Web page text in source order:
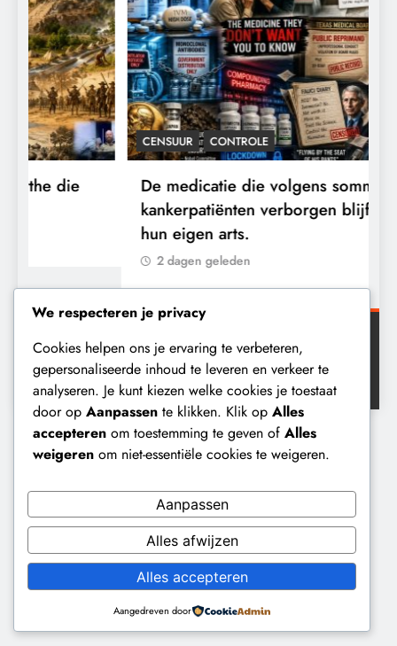
CENSUUR CONTROLE
De medicatie die volgens sommige
kankerpatiënten verborgen blijft voor
hun eigen arts.
2 dagen geleden
Digital Newspaper - Veelzijdig nieuws WordPress
thema 2026. Powered ByBlazeThemes.
We respecteren je privacy
Cookies helpen ons je ervaring te verbeteren,
gepersonaliseerde inhoud te leveren en verkeer te
analyseren. Je kunt kiezen welke cookies je toestaat
door op Aanpassen te klikken. Klik op Alles
accepteren om toestemming te geven of Alles
weigeren om niet-essentiële cookies te weigeren.
Aanpassen
Alles afwijzen
Alles accepteren
Aangedreven door